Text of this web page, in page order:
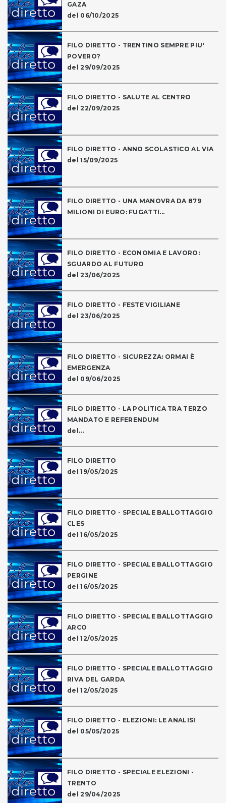
GAZA
del 06/10/2025
FILO DIRETTO - TRENTINO SEMPRE PIU'
POVERO?
del 29/09/2025
FILO DIRETTO - SALUTE AL CENTRO
del 22/09/2025
FILO DIRETTO - ANNO SCOLASTICO AL VIA
del 15/09/2025
FILO DIRETTO - UNA MANOVRA DA 879
MILIONI DI EURO: FUGATTI...
FILO DIRETTO - ECONOMIA E LAVORO:
SGUARDO AL FUTURO
del 23/06/2025
FILO DIRETTO - FESTE VIGILIANE
del 23/06/2025
FILO DIRETTO - SICUREZZA: ORMAI È
EMERGENZA
del 09/06/2025
FILO DIRETTO - LA POLITICA TRA TERZO
MANDATO E REFERENDUM
del...
FILO DIRETTO
del 19/05/2025
FILO DIRETTO - SPECIALE BALLOTTAGGIO
CLES
del 16/05/2025
FILO DIRETTO - SPECIALE BALLOTTAGGIO
PERGINE
del 16/05/2025
FILO DIRETTO - SPECIALE BALLOTTAGGIO
ARCO
del 12/05/2025
FILO DIRETTO - SPECIALE BALLOTTAGGIO
RIVA DEL GARDA
del 12/05/2025
FILO DIRETTO - ELEZIONI: LE ANALISI
del 05/05/2025
FILO DIRETTO - SPECIALE ELEZIONI -
TRENTO
del 29/04/2025